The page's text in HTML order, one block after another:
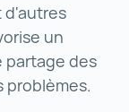
d'autres
un
partage des
problèmes.